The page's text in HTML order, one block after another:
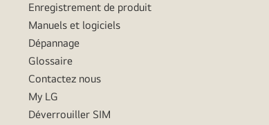
Enregistrement de produit
Manuels et logiciels
Dépannage
Glossaire
Contactez nous
My LG
Déverrouiller SIM